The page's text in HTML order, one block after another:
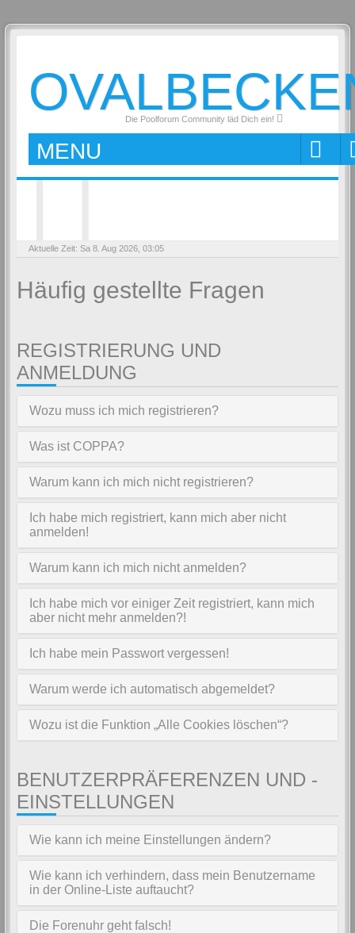
Die Poolforum Community läd Dich ein!
MENU
Aktuelle Zeit: Sa 8. Aug 2026, 03:05
Häufig gestellte Fragen
REGISTRIERUNG UND
ANMELDUNG
Wozu muss ich mich registrieren?
Was ist COPPA?
Warum kann ich mich nicht registrieren?
Ich habe mich registriert, kann mich aber nicht
anmelden!
Warum kann ich mich nicht anmelden?
Ich habe mich vor einiger Zeit registriert, kann mich
aber nicht mehr anmelden?!
Ich habe mein Passwort vergessen!
Warum werde ich automatisch abgemeldet?
Wozu ist die Funktion „Alle Cookies löschen“?
BENUTZERPRÄFERENZEN UND -
EINSTELLUNGEN
Wie kann ich meine Einstellungen ändern?
Wie kann ich verhindern, dass mein Benutzername
in der Online-Liste auftaucht?
Die Forenuhr geht falsch!